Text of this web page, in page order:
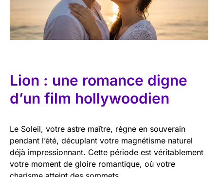
Lion : une romance digne
d’un film hollywoodien
Le Soleil, votre astre maître, règne en souverain
pendant l’été, décuplant votre magnétisme naturel
déjà impressionnant. Cette période est véritablement
votre moment de gloire romantique, où votre